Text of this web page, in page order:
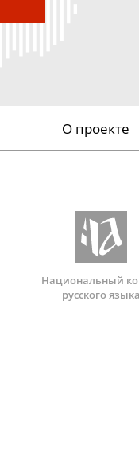
О проекте
Национальный
русского языка